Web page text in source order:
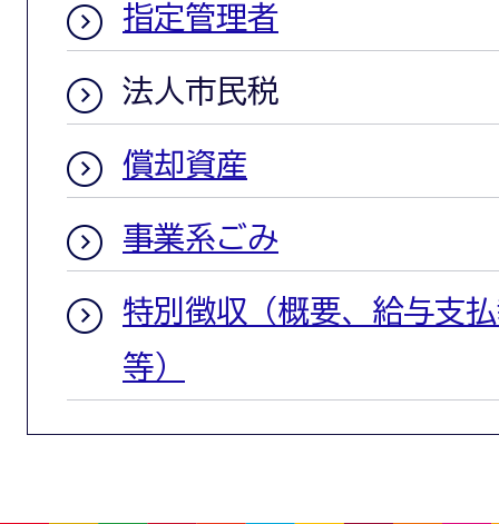
指定管理者
法人市民税
償却資産
事業系ごみ
特別徴収（概要、給与支
等）